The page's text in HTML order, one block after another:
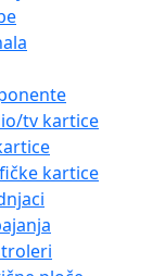
tv kartice
kartice